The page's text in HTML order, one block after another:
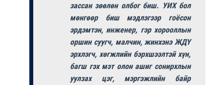
зассан зөөлөн олбог биш. УИХ бол
мөнгөөр биш мэдлэгээр гоёсон
эрдэмтэн, инженер, гэр хорооллын
оршин суугч, малчин, жинхэнэ ЖДҮ
эрхлэгч, хөгжлийн бэрхшээлтэй хүн,
багш гэх мэт олон ашиг сонирхлын
уулзах цэг, мэргэжлийн байр